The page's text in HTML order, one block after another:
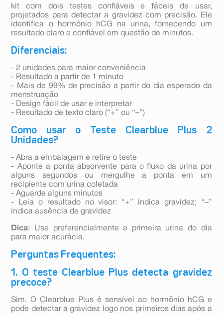
kit com dois testes confiáveis e fáceis de usar,
projetados para detectar a gravidez com precisão. Ele
identifica o hormônio hCG na urina, fornecendo um
resultado claro e confiável em questão de minutos.
Diferenciais:
- 2 unidades para maior conveniência
- Resultado a partir de 1 minuto
- Mais de 99% de precisão a partir do dia esperado da
menstruação
- Design fácil de usar e interpretar
- Resultado de texto claro (“+” ou “–”)
Como usar o Teste Clearblue Plus 2
Unidades?
- Abra a embalagem e retire o teste
- Aponte a ponta absorvente para o fluxo da urina por
alguns segundos ou mergulhe a ponta em um
recipiente com urina coletada
- Aguarde alguns minutos
- Leia o resultado no visor: “+” indica gravidez; “–”
indica ausência de gravidez
Dica: Use preferencialmente a primeira urina do dia
para maior acurácia.
Perguntas Frequentes:
1. O teste Clearblue Plus detecta gravidez
precoce?
Sim. O Clearblue Plus é sensível ao hormônio hCG e
pode detectar a gravidez logo nos primeiros dias após a